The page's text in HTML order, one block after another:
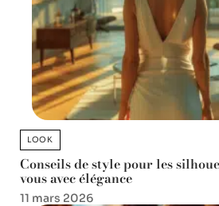
LOOK
Conseils de style pour les
vous avec élégance
11 mars 2026